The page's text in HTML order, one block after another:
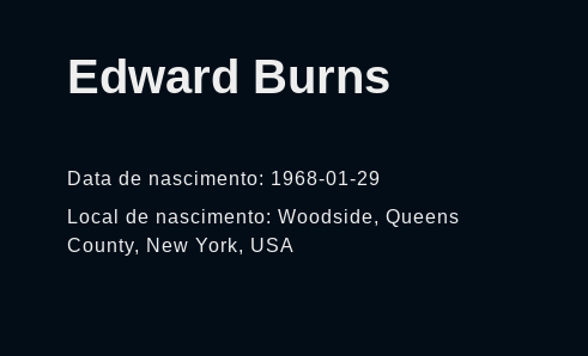
Edward Burns
Data de nascimento: 1968-01-29
Local de nascimento: Woodside, Queens
County, New York, USA